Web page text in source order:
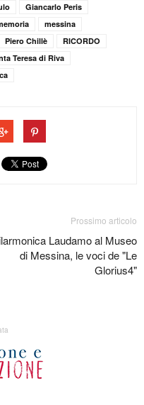
Giancarlo Peris
messina
Piero Chillè
RICORDO
Teresa di Riva
Prossimo articolo
Laudamo al Museo
di Messina, le voci de "Le
Glorius4"